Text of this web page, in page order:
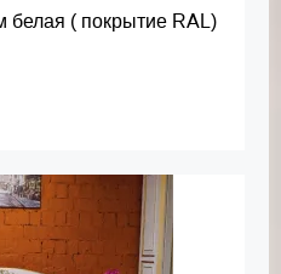
белая ( покрытие RAL)